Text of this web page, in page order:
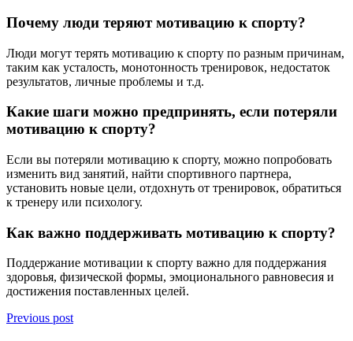
Почему люди теряют мотивацию к спорту?
Люди могут терять мотивацию к спорту по разным причинам,
таким как усталость, монотонность тренировок, недостаток
результатов, личные проблемы и т.д.
Какие шаги можно предпринять, если потеряли
мотивацию к спорту?
Если вы потеряли мотивацию к спорту, можно попробовать
изменить вид занятий, найти спортивного партнера,
установить новые цели, отдохнуть от тренировок, обратиться
к тренеру или психологу.
Как важно поддерживать мотивацию к спорту?
Поддержание мотивации к спорту важно для поддержания
здоровья, физической формы, эмоционального равновесия и
достижения поставленных целей.
Previous post